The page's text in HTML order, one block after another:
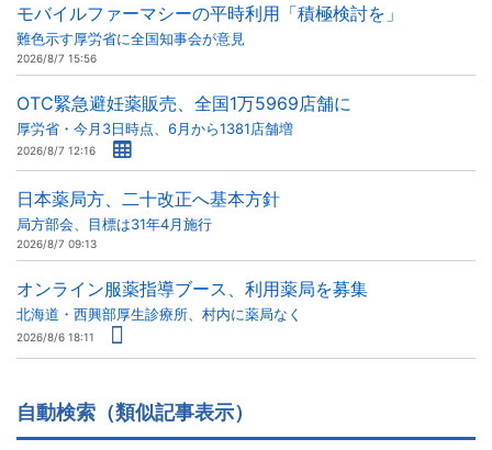
モバイルファーマシーの平時利用「積極検討を」
難色示す厚労省に全国知事会が意見
2026/8/7 15:56
OTC緊急避妊薬販売、全国1万5969店舗に
厚労省・今月3日時点、6月から1381店舗増
2026/8/7 12:16
日本薬局方、二十改正へ基本方針
局方部会、目標は31年4月施行
2026/8/7 09:13
オンライン服薬指導ブース、利用薬局を募集
北海道・西興部厚生診療所、村内に薬局なく
2026/8/6 18:11
自動検索（類似記事表示）